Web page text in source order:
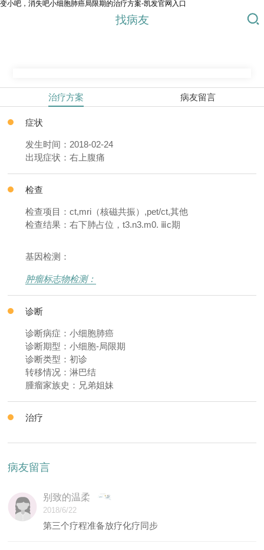
变小吧，消失吧小细胞肺癌局限期的治疗方案-凯发官网入口
找病友
治疗方案 病友留言
症状
发生时间：2018-02-24
出现症状：右上腹痛
检查
检查项目：ct,mri（核磁共振）,pet/ct,其他
检查结果：右下肺占位，t3.n3.m0. ⅲc期
基因检测：
肿瘤标志物检测：
诊断
诊断病症：小细胞肺癌
诊断期型：小细胞-局限期
诊断类型：初诊
转移情况：淋巴结
腫瘤家族史：兄弟姐妹
治疗
病友留言
别致的温柔
2018/6/22
第三个疗程准备放疗化疗同步